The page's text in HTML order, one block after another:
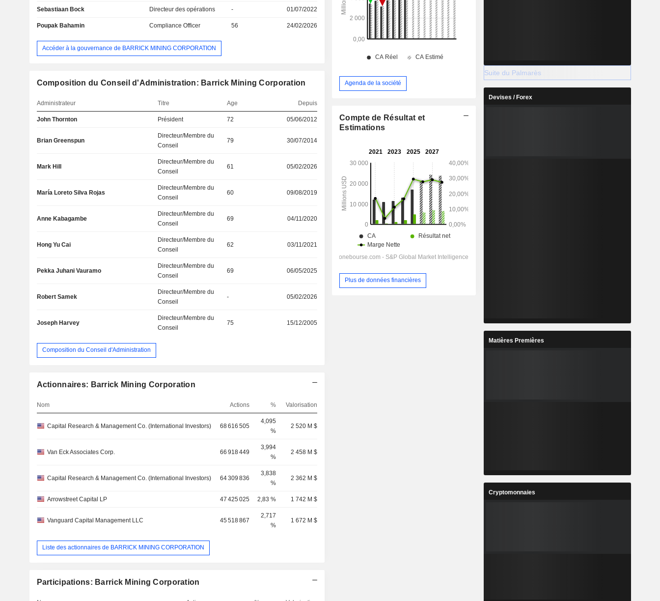
Sebastiaan Bock Directeur des opérations - 01/07/2022
Poupak Bahamin Compliance Officer 56 24/02/2026
Accéder à la gouvernance de BARRICK MINING CORPORATION
Composition du Conseil d'Administration: Barrick Mining Corporation
Administrateur Titre Age Depuis
John Thornton Président 72 05/06/2012
Brian Greenspun
Directeur/Membre du
Conseil
79 30/07/2014
Mark Hill
Directeur/Membre du
Conseil
61 05/02/2026
María Loreto Silva Rojas
Directeur/Membre du
Conseil
60 09/08/2019
Anne Kabagambe
Directeur/Membre du
Conseil
69 04/11/2020
Hong Yu Cai
Directeur/Membre du
Conseil
62 03/11/2021
Pekka Juhani Vauramo
Directeur/Membre du
Conseil
69 06/05/2025
Robert Samek
Directeur/Membre du
Conseil
- 05/02/2026
Joseph Harvey
Directeur/Membre du
Conseil
75 15/12/2005
Composition du Conseil d'Administration
Actionnaires: Barrick Mining Corporation
Nom Actions % Valorisation
Capital Research & Management Co. (International Investors) 68 616 505
4,095
%
2 520 M $
Van Eck Associates Corp. 66 918 449
3,994
%
2 458 M $
Capital Research & Management Co. (International Investors) 64 309 836
3,838
%
2 362 M $
Arrowstreet Capital LP 47 425 025 2,83 % 1 742 M $
Vanguard Capital Management LLC 45 518 867
2,717
%
1 672 M $
Liste des actionnaires de BARRICK MINING CORPORATION
Participations: Barrick Mining Corporation
Agenda de la société
Compte de Résultat et
Estimations
Plus de données financières
Suite du Palmarès
Devises / Forex
Matières Premières
Cryptomonnaies